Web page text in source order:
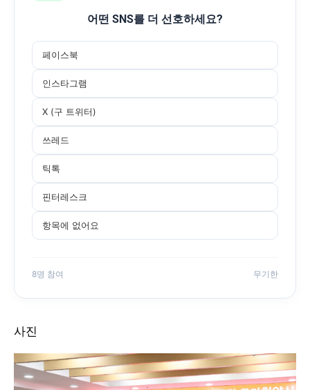
어떤 SNS를 더 선호하세요?
페이스북
인스타그램
X (구 트위터)
쓰레드
틱톡
핀터레스크
항목에 없어요
8명 참여 무기한
사진